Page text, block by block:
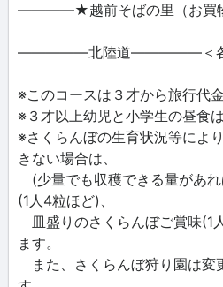
――――★越前そばの里（お
―――――北陸道―――――＜各
※このコースは３才から旅行代
※３才以上幼児と小学生の昼食
※さくらんぼの生育状況等によ
きない場合は、
(少量でも収穫できる量があ
(1人4粒ほど)、
皿盛りのさくらんぼご賞味(1
ます。
また、さくらんぼ狩り園は変